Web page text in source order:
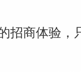
招商体验，